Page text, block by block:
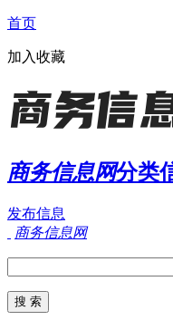
首页
加入收藏
商务信息网分类
发布信息
商务信息网